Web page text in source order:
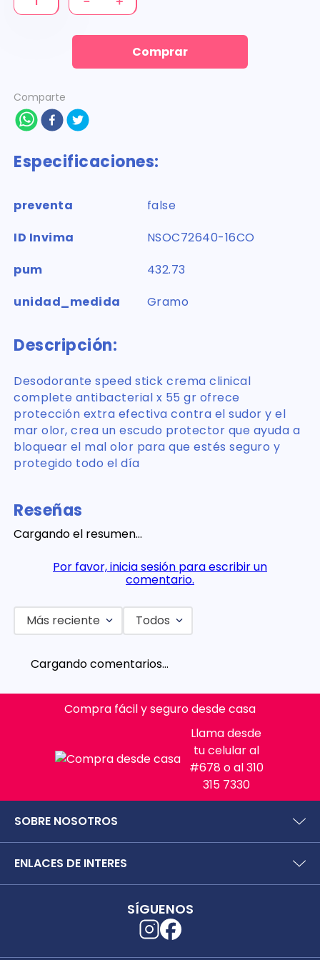
Comprar
Comparte
Especificaciones:
preventa
false
ID Invima
NSOC72640-16CO
pum
432.73
unidad_medida
Gramo
Descripción:
Desodorante speed stick crema clinical
complete antibacterial x 55 gr ofrece
protección extra efectiva contra el sudor y el
mar olor, crea un escudo protector que ayuda a
bloquear el mal olor para que estés seguro y
protegido todo el día
Reseñas
Cargando el resumen…
Por favor, inicia sesión para escribir un
comentario.
Más reciente Todos
Cargando comentarios…
Compra fácil y seguro desde casa
Llama desde
tu celular al
#678 o al 310
315 7330
SOBRE NOSOTROS
Preguntas frecuentes
Políticas y términos de uso
Términos y condiciones puntos saludables
ENLACES DE INTERES
SÍGUENOS